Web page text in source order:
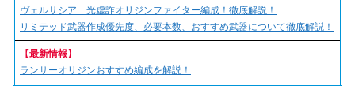
ヴェルサシア 光虚詐オリジンファイター編成！徹底解説！
リミテッド武器作成優先度、必要本数、おすすめ武器について徹底解説！
【最新情報】
ランサーオリジンおすすめ編成を解説！